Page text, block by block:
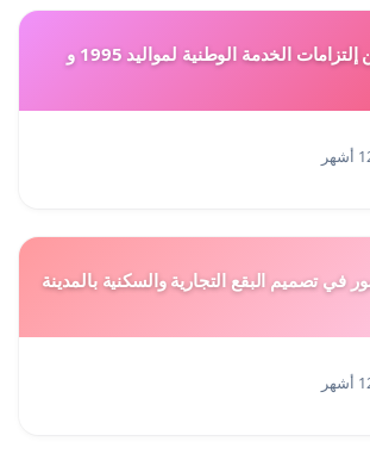
استصدار إعفاء من إلتزامات الخدمة الوطنية لمواليد 1995 و
في تصميم البقع التجارية والسكنية بالمدينة